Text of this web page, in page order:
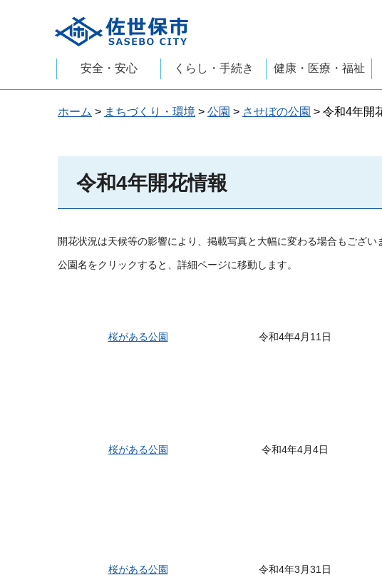
佐世保市
安全・安心 くらし・手続き 健康・医療・福祉
ホーム > まちづくり・環境 > 公園 > させぼの公園 > 令和4年開
令和4年開花情報
開花状況は天候等の影響により、掲載写真と大幅に変わる場合もござい
公園名をクリックすると、詳細ページに移動します。
桜がある公園 令和4年4月11日
桜がある公園 令和4年4月4日
桜がある公園 令和4年3月31日